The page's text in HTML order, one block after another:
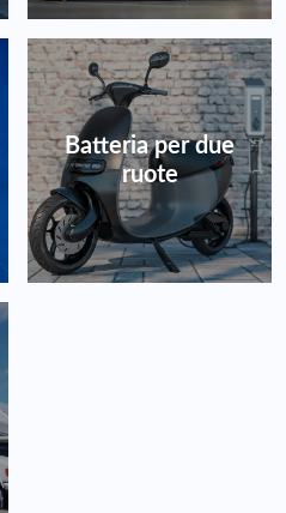
Batteria per due
ruote